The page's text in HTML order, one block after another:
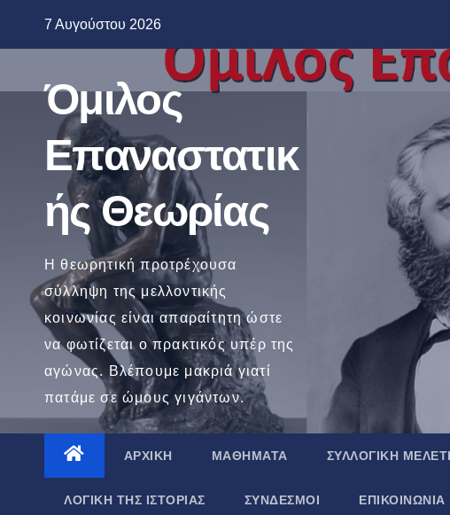
7 Αυγούστου 2026
Όμιλος
Επαναστατικ
ής Θεωρίας
Η θεωρητική προτρέχουσα
σύλληψη της μελλοντικής
κοινωνίας είναι απαραίτητη ώστε
να φωτίζεται ο πρακτικός υπέρ της
αγώνας. Βλέπουμε μακριά γιατί
πατάμε σε ώμους γιγάντων.
ΑΡΧΙΚΉ ΜΑΘΉΜΑΤΑ ΣΥΛΛΟΓΙΚΉ
ΛΟΓΙΚΉ ΤΗΣ ΙΣΤΟΡΊΑΣ ΣΎΝΔΕΣΜΟΙ ΕΠΙΚΟΙΝΩΝΊΑ